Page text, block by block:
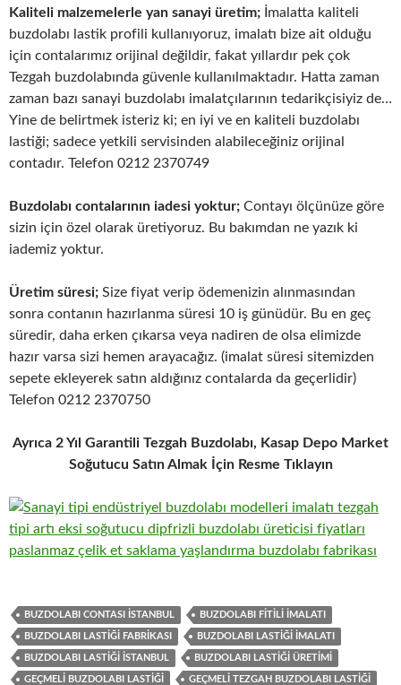
Kaliteli malzemelerle yan sanayi üretim; İmalatta kaliteli
buzdolabı lastik profili kullanıyoruz, imalatı bize ait olduğu
için contalarımız orijinal değildir, fakat yıllardır pek çok
Tezgah buzdolabında güvenle kullanılmaktadır. Hatta zaman
zaman bazı sanayi buzdolabı imalatçılarının tedarikçisiyiz de…
Yine de belirtmek isteriz ki; en iyi ve en kaliteli buzdolabı
lastiği; sadece yetkili servisinden alabileceğiniz orijinal
contadır. Telefon 0212 2370749
Buzdolabı contalarının iadesi yoktur; Contayı ölçünüze göre
sizin için özel olarak üretiyoruz. Bu bakımdan ne yazık ki
iademiz yoktur.
Üretim süresi; Size fiyat verip ödemenizin alınmasından
sonra contanın hazırlanma süresi 10 iş günüdür. Bu en geç
süredir, daha erken çıkarsa veya nadiren de olsa elimizde
hazır varsa sizi hemen arayacağız. (imalat süresi sitemizden
sepete ekleyerek satın aldığınız contalarda da geçerlidir)
Telefon 0212 2370750
Ayrıca 2 Yıl Garantili Tezgah Buzdolabı, Kasap Depo Market
Soğutucu Satın Almak İçin Resme Tıklayın
BUZDOLABI CONTASI ISTANBUL BUZDOLABI FITILI IMALATI
BUZDOLABI LASTIĞI FABRIKASI BUZDOLABI LASTIĞI IMALATI
BUZDOLABI LASTIĞI ISTANBUL BUZDOLABI LASTIĞI ÜRETIMI
GEÇMELI BUZDOLABI LASTIĞI GEÇMELI TEZGAH BUZDOLABI LASTIĞI